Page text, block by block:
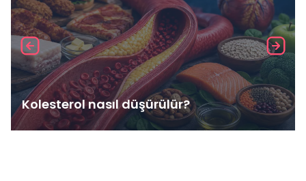
Kolesterol nasıl düşürülür?